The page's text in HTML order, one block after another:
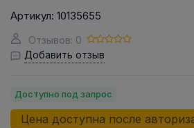
Артикул: 10135655
Отзывов: 0
Добавить отзыв
Доступно под запрос
Цена доступна после